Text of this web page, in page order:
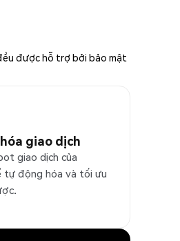
được hỗ trợ bởi bảo mật
giao dịch
giao dịch của
tự động hóa và tối ưu